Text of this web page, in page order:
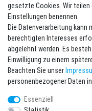
Vertrag
Newsletter eintragen
Melde Dich an um alle
die Newsletteranmeldung,
gesetzte Cookies. Wir teilen
Einstellungen benennen.
Die Datenverarbeitung kann
berechtigten Interesses
abgelehnt werden. Es
Einwilligung zu einem
Beachten Sie unser
personenbezogener Daten
Essenziell